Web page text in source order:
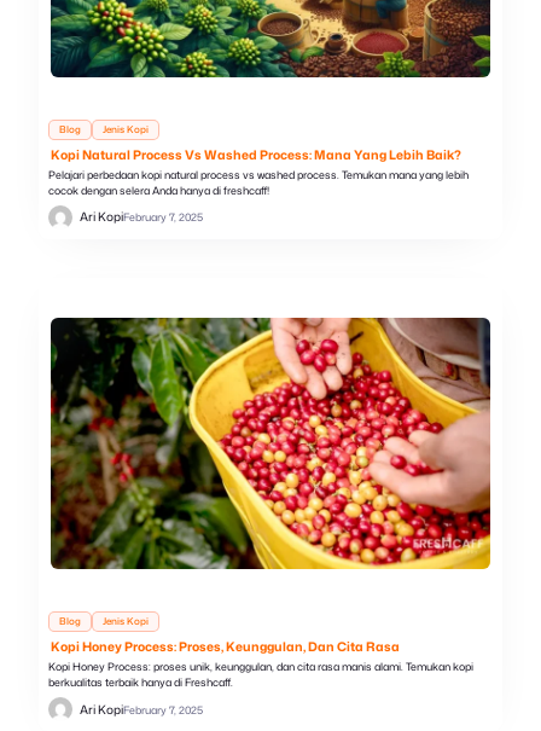
Blog Jenis Kopi
Kopi Natural Process Vs Washed Process: Mana Yang Lebih Baik?
Pelajari perbedaan kopi natural process vs washed process. Temukan mana yang lebih
cocok dengan selera Anda hanya di freshcaff!
Ari KopiFebruary 7, 2025
Blog Jenis Kopi
Kopi Honey Process: Proses, Keunggulan, Dan Cita Rasa
Kopi Honey Process: proses unik, keunggulan, dan cita rasa manis alami. Temukan kopi
berkualitas terbaik hanya di Freshcaff.
Ari KopiFebruary 7, 2025